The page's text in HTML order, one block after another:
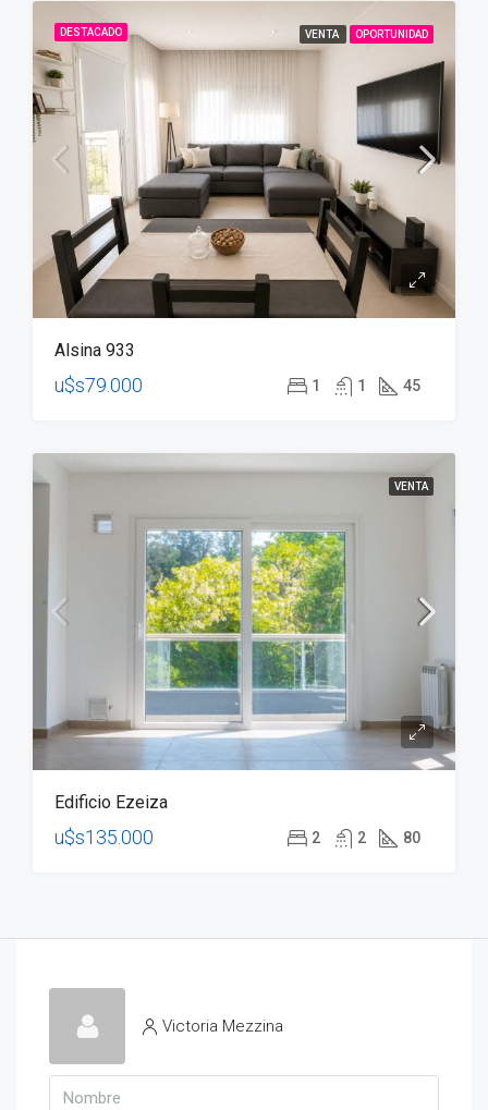
DESTACADO VENTA OPORTUNIDAD
Alsina 933
u$s79.000 1 1 45
VENTA
Edificio Ezeiza
u$s135.000 2 2 80
Victoria Mezzina